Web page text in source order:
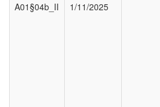
A01§04b_II
1/11/2025